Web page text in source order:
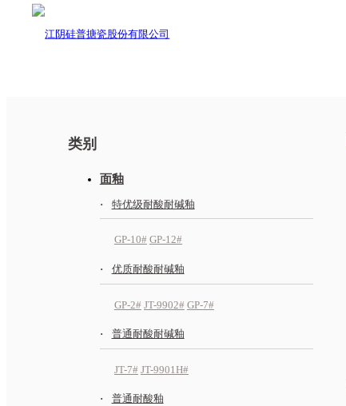
类别
面釉
特优级耐酸耐碱釉
GP-10# GP-12#
优质耐酸耐碱釉
GP-2# JT-9902# GP-7#
普通耐酸耐碱釉
JT-7# JT-9901H#
普通耐酸釉